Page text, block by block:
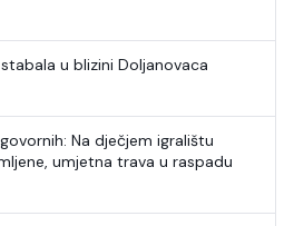
u blizini Doljanovaca
Na dječjem igralištu
umjetna trava u raspadu